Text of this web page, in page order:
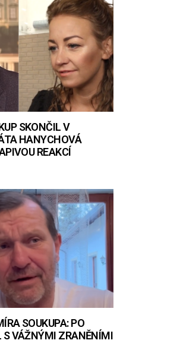
SKONČIL V
HANYCHOVÁ
REAKCÍ
SOUKUPA: PO
S VÁŽNÝMI ZRANĚNÍMI